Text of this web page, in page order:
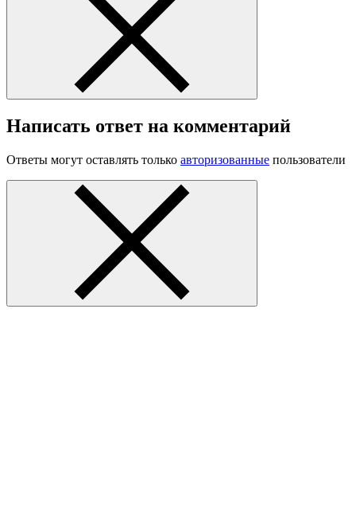
Написать ответ на комментарий
Ответы могут оставлять только авторизованные пользователи